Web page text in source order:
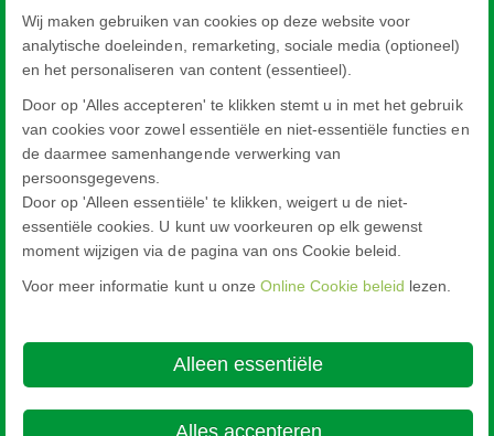
Automotive Glass Replacement
Specialised Transport
FAQs
AGR Nieuws
Contacteer ons
Head Office - 3-5-27 Mita Minato-ku Tokyo
Wij maken gebruiken van cookies op deze website voor
analytische doeleinden, remarketing, sociale media (optioneel)
en het personaliseren van content (essentieel).
Door op 'Alles accepteren' te klikken stemt u in met het gebruik
van cookies voor zowel essentiële en niet-essentiële functies en
de daarmee samenhangende verwerking van
persoonsgegevens.
Door op 'Alleen essentiële' te klikken, weigert u de niet-
essentiële cookies. U kunt uw voorkeuren op elk gewenst
moment wijzigen via de pagina van ons Cookie beleid.
Voor meer informatie kunt u onze Online Cookie beleid lezen.
Alleen essentiële
Alles accepteren